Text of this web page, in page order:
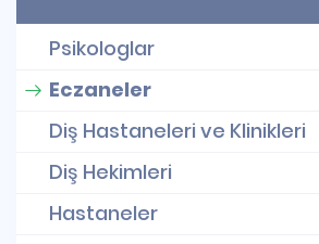
Psikologlar
Eczaneler
Diş Hastaneleri ve Klinikleri
Diş Hekimleri
Hastaneler